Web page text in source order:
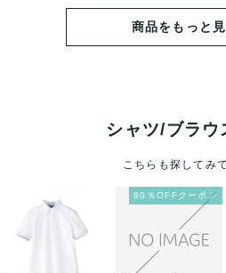
商品をもっと
シャツ/ブラウ
こちらも探してみ
80％OFFクーポン